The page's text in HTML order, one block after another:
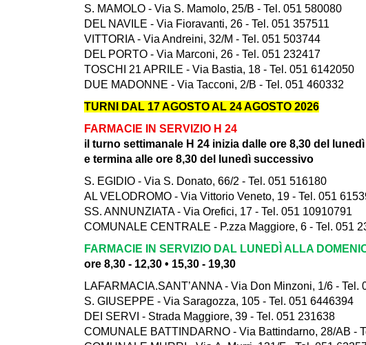
S. MAMOLO - Via S. Mamolo, 25/B - Tel. 051 580080
DEL NAVILE - Via Fioravanti, 26 - Tel. 051 357511
VITTORIA - Via Andreini, 32/M - Tel. 051 503744
DEL PORTO - Via Marconi, 26 - Tel. 051 232417
TOSCHI 21 APRILE - Via Bastia, 18 - Tel. 051 6142050
DUE MADONNE - Via Tacconi, 2/B - Tel. 051 460332
TURNI DAL 17 AGOSTO AL 24 AGOSTO 2026
FARMACIE IN SERVIZIO H 24
il turno settimanale H 24 inizia dalle ore 8,30 del lunedì
e termina alle ore 8,30 del lunedì successivo
S. EGIDIO - Via S. Donato, 66/2 - Tel. 051 516180
AL VELODROMO - Via Vittorio Veneto, 19 - Tel. 051
SS. ANNUNZIATA - Via Orefici, 17 - Tel. 051 10910791
COMUNALE CENTRALE - P.zza Maggiore, 6 - Tel. 051
FARMACIE IN SERVIZIO DAL LUNEDÌ ALLA
ore 8,30 - 12,30 • 15,30 - 19,30
LAFARMACIA.SANT’ANNA - Via Don Minzoni, 1/6 - Tel.
S. GIUSEPPE - Via Saragozza, 105 - Tel. 051 6446394
DEI SERVI - Strada Maggiore, 39 - Tel. 051 231638
COMUNALE BATTINDARNO - Via Battindarno, 28/AB -